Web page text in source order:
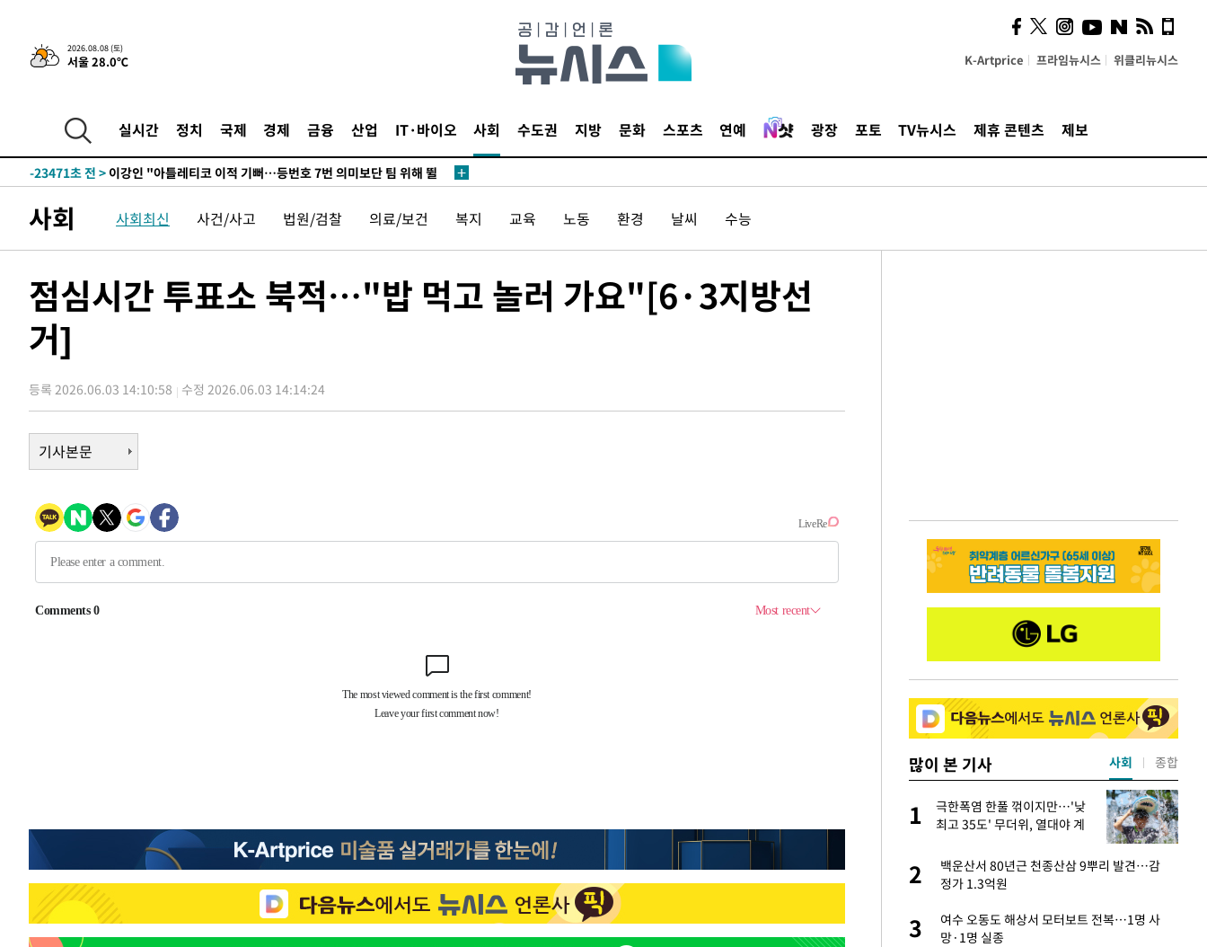
2026.08.08 (토)
서울 28.0℃ K-Artprice 프라임뉴시스 위클리뉴시스
실시간 정치 국제 경제 금융 산업 IT·바이오 사회 수도권 지방 문화 스포츠 연예 광장 포토 TV뉴시스 제휴 콘텐츠 제보
7시간 전 >[속보]뉴욕증시 상승 마감…S&P 0.6% 나스닥 1.3%↑
-24702초 전 >[속보]與최고위원 제주·인천 순회경선…박선원·최민희·서미화·
청래 44.56%
-23937초 전 >
[속보]與 대표 경선 제주·인천 당원투표…金 47.75%·鄭
42.08%·宋 10.17%
-23471초 전 >
것"
-23406초 전 > [속보]與 당대표 경선, 제주·인천 권리당원 투표 김민석 승리
-16450초 전 >
[속보]이강인 "감독님이 원하는 마음 느꼈고, 많은 트로피 원해 아
-16232초 전 >수도권 40도 육박 '펄펄'…동해안 일부 지역엔 호의주의보
-9146초 전 >강릉에 시간당 81.4㎜ 물폭탄…도로 잠기고 담벼락 붕괴
-5253초 전 >
-2963초 전 >
2분 전 >여수 오동도 해상서 모터보트 전복…1명 사망·1명 실종
날씨]
1시간 전 >축구협회 "압수수색·성접대 논란 사과…쇄신의 기회로 삼겠다"
2시간 전 >[속보]'압수수색·성접대 논란' 축구협회 "실망과 걱정 안겨드려 죄송"
5시간 전 > '최고 37도' 폭염 지속…강원동해안 최대 150㎜ 비
7시간 전 >[속보]뉴욕증시 상승 마감…S&P 0.6% 나스닥 1.3%↑
한민수·김용 순
낮 최고 35도 '무더위'…동해안 시간당 30㎜ '강한 비'[내일날씨]
[속보]이강인 "감독님이 원하는 마음 느꼈고, 많은 트로피 원해 아
-2963초 전 >선재도서 해루질 나섰다 실종 60대, 닷새 만에 숨진 채 발견
-497초 전 >
남자 농구, 나고야 아시안게임서 '홈팀' 일본과 한일전
1시간 전 >극한폭염 한풀 꺾이지만…'낮 최고 35도' 무더위, 열대야 계속[다음주
날씨]
1시간 전 >축구협회 "압수수색·성접대 논란 사과…쇄신의 기회로 삼겠다"
사회 사회최신 사건/사고 법원/검찰 의료/보건 복지 교육 노동 환경 날씨 수능
점심시간 투표소 북적…"밥 먹고 놀러 가요"[6·3지방선
거]
등록 2026.06.03 14:10:58 수정 2026.06.03 14:14:24
기사본문
많이 본 기사
2
"손 떨림 포착"…카라 한승연, 건강 괜찮나
팬들 '걱정'
3
'덜 똘똘한 한 채' 시대 오나…20억대 아파트
에 쏠리는 관심[세제 개편, 그 이후②]
1
극한폭염 한풀 꺾이지만…'낮
최고 35도' 무더위, 열대야 계
2
백운산서 80년근 천종산삼 9뿌리 발견…감
정가 1.3억원
3
여수 오동도 해상서 모터보트 전복…1명 사
망·1명 실종
사회 종합